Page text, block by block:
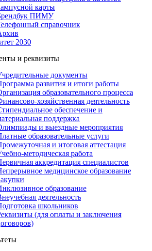
карты
ПИМУ
справочник
2030
и реквизиты
документы
развития и итоги работы
образовательного процесса
хозяйственная деятельность
обеспечение и
поддержка
и выездные мероприятия
образовательные услуги
и итоговая аттестация
методическая работа
аккредитация специалистов
медицинское образование
образование
деятельность
школьников
(для оплаты и заключения